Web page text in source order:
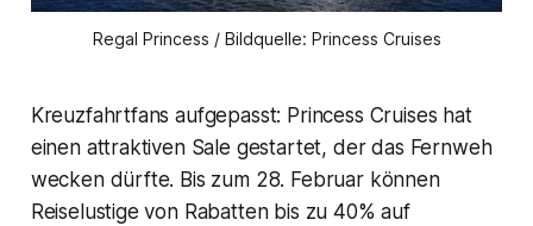
Regal Princess / Bildquelle: Princess Cruises
Kreuzfahrtfans aufgepasst: Princess Cruises hat
einen attraktiven Sale gestartet, der das Fernweh
wecken dürfte. Bis zum 28. Februar können
Reiselustige von Rabatten bis zu 40% auf